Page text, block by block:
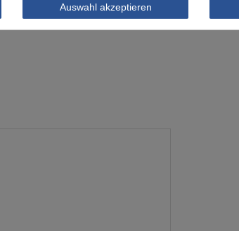
Auswahl akzeptieren